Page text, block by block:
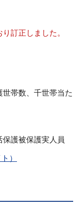
訂正しました。
帯数、千世帯当た
護被保護実人員
）